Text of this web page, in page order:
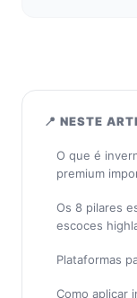
📍 NESTE
O que é
premium
Os 8 pilares
escoces
Plataformas
Como aplicar